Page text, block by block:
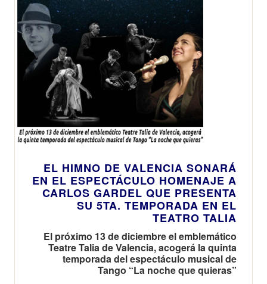
EL HIMNO DE VALENCIA SONARÁ
EN EL ESPECTÁCULO HOMENAJE A
CARLOS GARDEL QUE PRESENTA
SU 5TA. TEMPORADA EN EL
TEATRO TALIA
El próximo 13 de diciembre el emblemático
Teatre Talia de Valencia, acogerá la quinta
temporada del espectáculo musical de
Tango “La noche que quieras”